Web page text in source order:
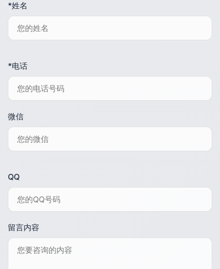
*姓名
*电话
微信
QQ
留言内容